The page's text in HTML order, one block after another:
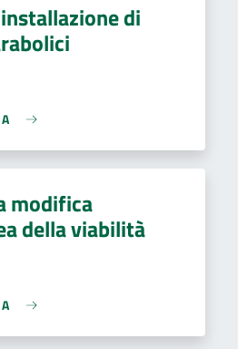
di
modifica
della viabilità